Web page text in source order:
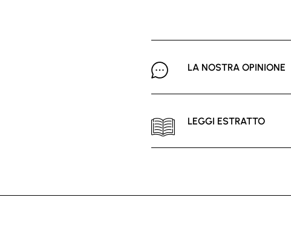
LA NOSTRA OPINIONE
LEGGI ESTRATTO